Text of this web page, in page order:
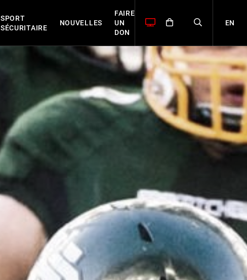
SPORT
SÉCURITAIRE
NOUVELLES
FAIRE
UN
DON
EN